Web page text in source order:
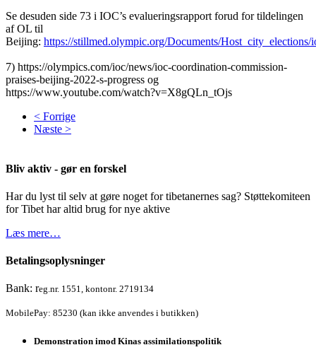
Se desuden side 73 i IOC’s evalueringsrapport forud for tildelingen
af OL til
Beijing: https://stillmed.olympic.org/Documents/
7) https://olympics.com/ioc/news/ioc-coordination-commission-
praises-beijing-2022-s-progress og
https://www.youtube.com/watch?v=X8gQLn_tOjs
< Forrige
Næste >
Bliv aktiv - gør en forskel
Har du lyst til selv at gøre noget for tibetanernes sag? Støttekomiteen
for Tibet har altid brug for nye aktive
Læs mere…
Betalingsoplysninger
Bank: reg.nr. 1551, kontonr. 2719134
MobilePay: 85230 (kan ikke anvendes i butikken)
Demonstration imod Kinas assimilationspolitik